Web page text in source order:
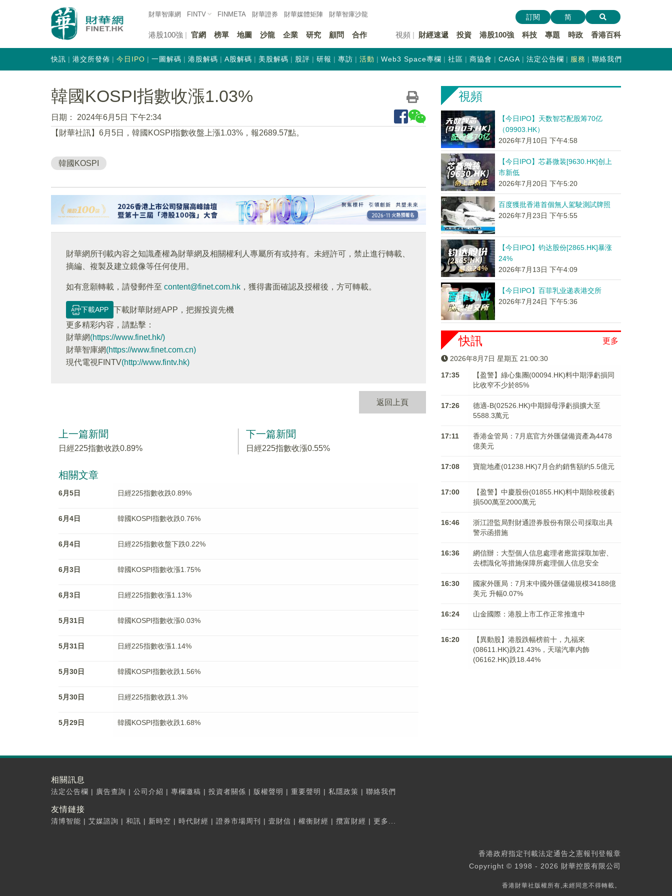
財華智庫網 FINTV FINMETA 財華證券 財華媒體矩陣 財華智庫沙龍
港股100強 官網 榜單 地圖 沙龍 企業 研究 顧問 合作 視頻 財經速遞 投資 港股100強 科技 專題 時政 香港百科
訂閱 简
快訊 港交所發佈 今日IPO 一圖解碼 港股解碼 A股解碼 美股解碼 股評 研報 專訪 活動 Web3 Space專欄 社區 商協會 CAGA 法定公告欄 服務 聯絡我們
韓國KOSPI指數收漲1.03%
日期：
2024年6月5日 下午2:34
【財華社訊】6月5日，韓國KOSPI指數收盤上漲1.03%，報2689.57點。
韓國KOSPI
財華網所刊載內容之知識產權為財華網及相關權利人專屬所有或持有。未經許可，禁止進行轉載、
摘編、複製及建立鏡像等任何使用。
如有意願轉載，請發郵件至 content@finet.com.hk ，獲得書面確認及授權後，方可轉載。
下載APP
下載財華財經APP，把握投資先機
更多精彩内容，請點擊：
財華網(https://www.finet.hk/)
財華智庫網(https://www.finet.com.cn)
現代電視FINTV(http://www.fintv.hk)
返回上頁
上一篇新聞
日經225指數收跌0.89%
下一篇新聞
日經225指數收漲0.55%
相關文章
6月5日 日經225指數收跌0.89%
6月4日 韓國KOSPI指數收跌0.76%
6月4日 日經225指數收盤下跌0.22%
6月3日 韓國KOSPI指數收漲1.75%
6月3日 日經225指數收漲1.13%
5月31日 韓國KOSPI指數收漲0.03%
5月31日 日經225指數收漲1.14%
5月30日 韓國KOSPI指數收跌1.56%
5月30日 日經225指數收跌1.3%
5月29日 韓國KOSPI指數收跌1.68%
視頻
【今日IPO】天数智芯配股筹70亿
（09903.HK）
2026年7月10日 下午4:58
【今日IPO】芯碁微装[9630.HK]创上
市新低
2026年7月20日 下午5:20
百度獲批香港首個無人駕駛測試牌照
2026年7月23日 下午5:55
【今日IPO】钧达股份[2865.HK]暴涨
24%
2026年7月13日 下午4:09
【今日IPO】百菲乳业递表港交所
2026年7月24日 下午5:36
更多
快訊
2026年8月7日 星期五 21:00:30
17:35
【盈警】綠心集團(00094.HK)料中期淨虧損同
比收窄不少於85%
17:26
德適-B(02526.HK)中期歸母淨虧損擴大至
5588.3萬元
17:11
香港金管局：7月底官方外匯儲備資產為4478
億美元
17:08 寶龍地產(01238.HK)7月合約銷售額約5.5億元
17:00
【盈警】中慶股份(01855.HK)料中期除稅後虧
損500萬至2000萬元
16:46
浙江證監局對財通證券股份有限公司採取出具
警示函措施
16:36
網信辦：大型個人信息處理者應當採取加密、
去標識化等措施保障所處理個人信息安全
16:30
國家外匯局：7月末中國外匯儲備規模34188億
美元 升幅0.07%
16:24 山金國際：港股上市工作正常推進中
16:20
【異動股】港股跌幅榜前十，九福來
(08611.HK)跌21.43%，天瑞汽車内飾
(06162.HK)跌18.44%
相關訊息
法定公告欄 | 廣告查詢 | 公司介紹 | 專欄邀稿 | 投資者關係 | 版權聲明 | 重要聲明 | 私隱政策 | 聯絡我們
友情鏈接
清博智能 | 艾媒諮詢 | 和訊 | 新時空 | 時代財經 | 證券市場周刊 | 壹財信 | 權衡財經 | 攬富財經 | 更多...
香港政府指定刊載法定通告之憲報刊登報章
Copyright © 1998 - 2026 財華控股有限公司
香港財華社版權所有,未經同意不得轉載。